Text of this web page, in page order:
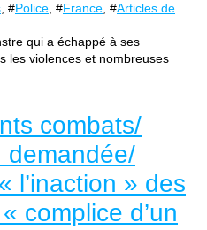
, #Police , #France , #Articles de
qui a échappé à ses
les violences et nombreuses
combats/
demandée/
l’inaction » des
complice d’un